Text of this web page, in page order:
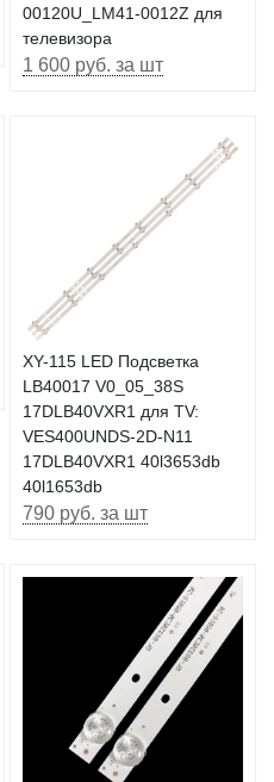
00120U_LM41-0012Z для
телевизора
1 600 руб. за шт
XY-115 LED Подсветка
LB40017 V0_05_38S
17DLB40VXR1 для TV:
VES400UNDS-2D-N11
17DLB40VXR1 40l3653db
40l1653db
790 руб. за шт